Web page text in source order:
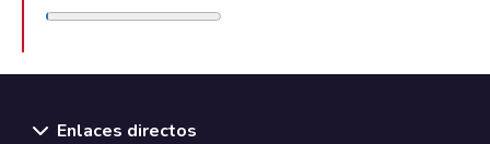
Enlaces directos